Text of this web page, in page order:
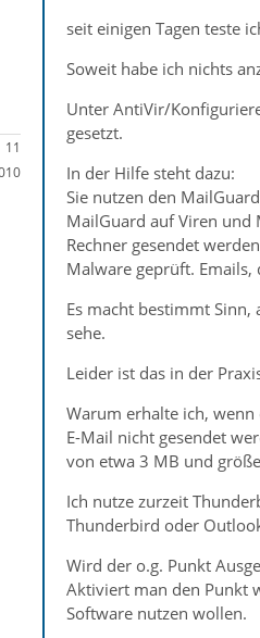
11
seit einigen Tagen teste
Soweit habe ich nichts
Unter AntiVir/
gesetzt.
In der Hilfe steht dazu:
Sie nutzen den
MailGuard auf Viren und
Rechner gesendet
Malware geprüft.
Es macht bestimmt Sinn,
sehe.
Leider ist das in der
Warum erhalte ich, wenn
E-Mail nicht gesendet
von etwa 3 MB und
Ich nutze zurzeit
Thunderbird oder
Wird der o.g. Punkt
Aktiviert man den Punkt
Software nutzen wollen.